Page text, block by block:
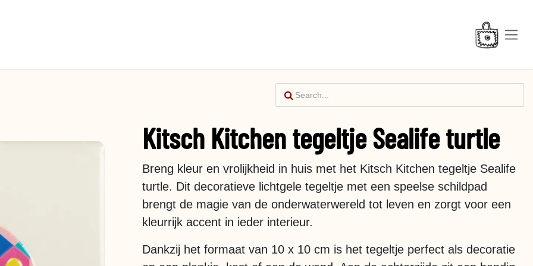
Kitsch Kitchen tegeltje Sealife turtle
Breng kleur en vrolijkheid in huis met het Kitsch Kitchen tegeltje Sealife
turtle. Dit decoratieve lichtgele tegeltje met een speelse schildpad
brengt de magie van de onderwaterwereld tot leven en zorgt voor een
kleurrijk accent in ieder interieur.
Dankzij het formaat van 10 x 10 cm is het tegeltje perfect als decoratie